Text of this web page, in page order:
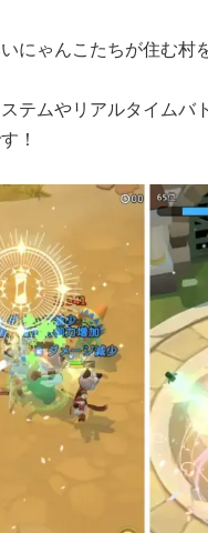
にゃんこたちが住む村
テムやリアルタイムバ
！